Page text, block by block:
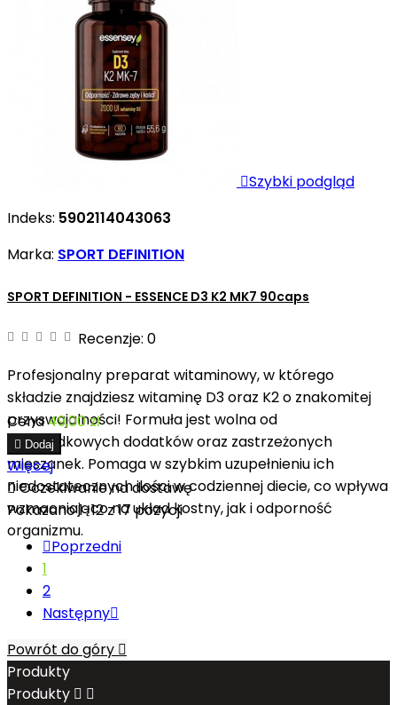
Szybki podgląd
Indeks: 5902114043063
Marka: SPORT DEFINITION
SPORT DEFINITION - ESSENCE D3 K2 MK7 90caps
Recenzje: 0
Profesjonalny preparat witaminowy, w którego
składzie znajdziesz witaminę D3 oraz K2 o znakomitej
przyswajalności! Formuła jest wolna od
przypadkowych dodatków oraz zastrzeżonych
mieszanek. Pomaga w szybkim uzupełnieniu ich
niedostatecznych ilości w codziennej diecie, co wpływa
wzmacniająco na układ kostny, jak i odporność
organizmu.
Cena49,00 zł
 Dodaj
Więcej
Oczekiwanie na dostawę
Pokazano 1-12 z 17 pozycji
Poprzedni
1
2
Następny
Powrót do góry 
Produkty
Produkty  